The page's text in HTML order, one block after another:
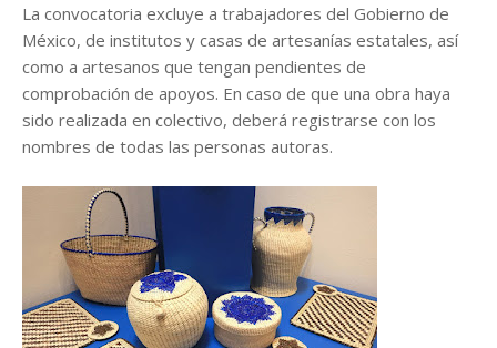
La convocatoria excluye a trabajadores del Gobierno de
México, de institutos y casas de artesanías estatales, así
como a artesanos que tengan pendientes de
comprobación de apoyos. En caso de que una obra haya
sido realizada en colectivo, deberá registrarse con los
nombres de todas las personas autoras.